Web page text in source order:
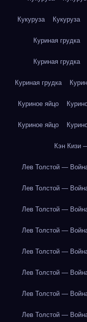
Кукуруза Кукуруза
Куриная грудка
Куриная грудка
Куриная грудка
Куриное яйцо
Куриное яйцо
Кэн Кизи
Лев Толстой —
Лев Толстой —
Лев Толстой —
Лев Толстой —
Лев Толстой —
Лев Толстой —
Лев Толстой —
Лев Толстой —